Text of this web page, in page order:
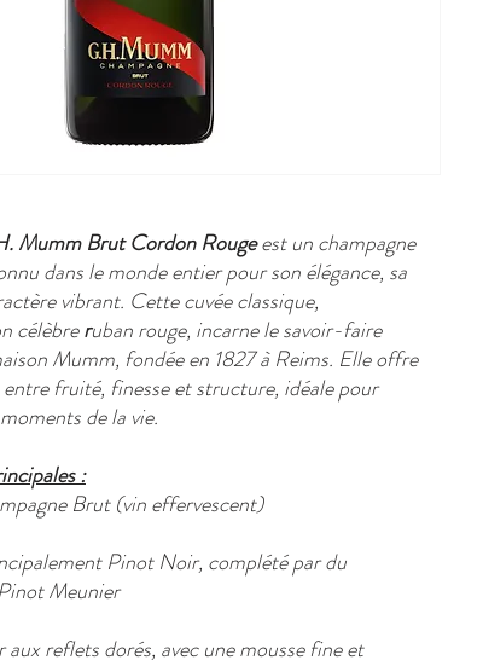
Mumm Brut Cordon Rougeest un champagne
dans le monde entier pour son élégance, sa
vibrant. Cette cuvée classique,
célèbreruban rouge, incarne le savoir-faire
Mumm, fondée en 1827 à Reims. Elle offre
fruité, finesse et structure, idéale pour
de la vie.
:
Brut (vin effervescent)
Pinot Noir, complété par du
Meunier
reflets dorés, avec une mousse fine et